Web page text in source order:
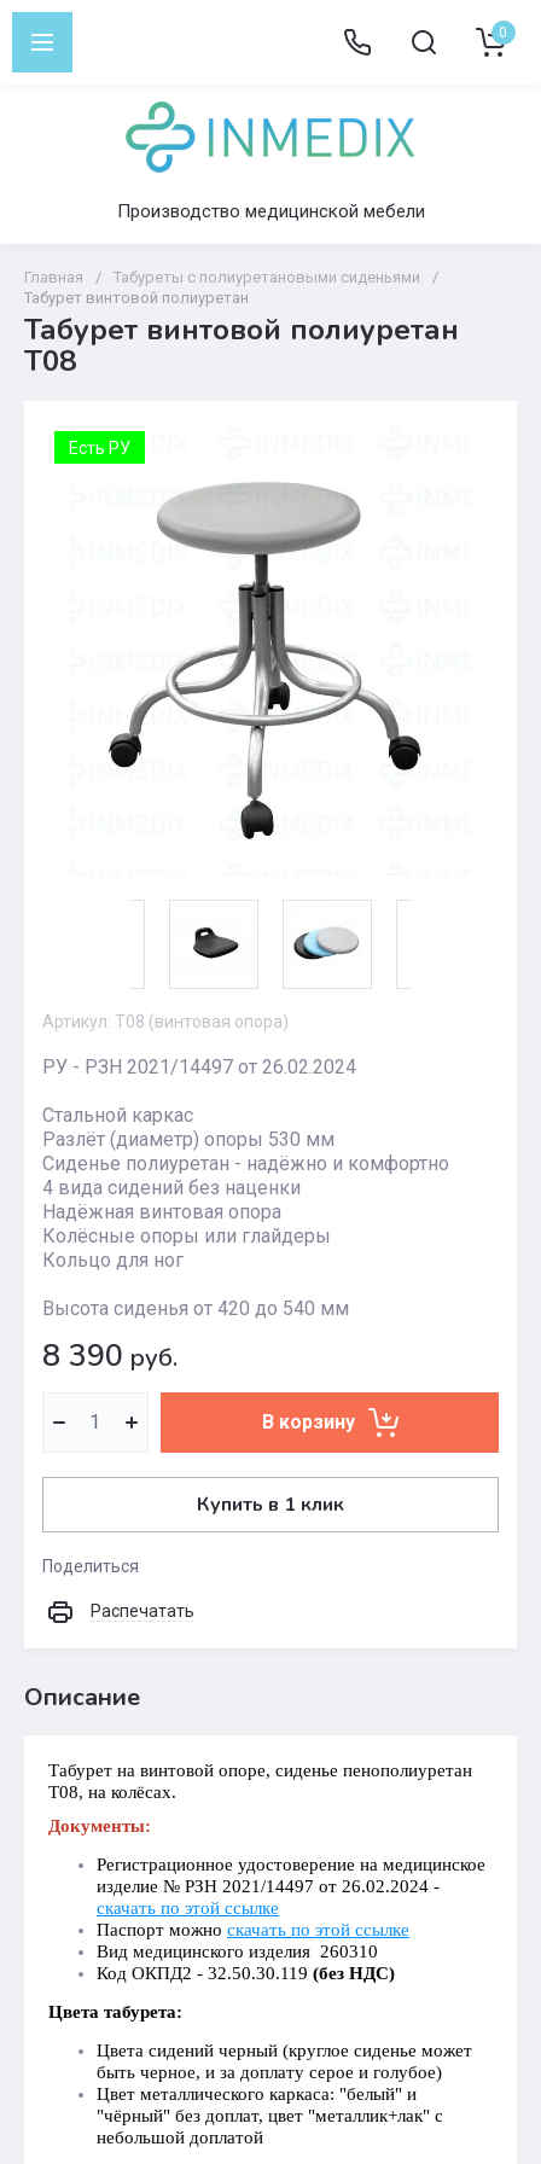
Производство медицинской мебели
0
Главная / Табуреты с полиуретановыми сиденьями
/
Табурет винтовой полиуретан
Табурет винтовой полиуретан
Т08
Есть РУ
Артикул: Т08 (винтовая опора)
РУ - РЗН 2021/14497 от 26.02.2024
Стальной каркас
Разлёт (диаметр) опоры 530 мм
Сиденье полиуретан - надёжно и комфортно
4 вида сидений без наценки
Надёжная винтовая опора
Колёсные опоры или глайдеры
Кольцо для ног
Высота сиденья от 420 до 540 мм
8 390 руб.
В корзину
Купить в 1 клик
Поделиться
Распечатать
Описание
Табурет на винтовой опоре, сиденье пенополиуретан
Т08, на колёсах.
Документы:
Регистрационное удостоверение на медицинское
изделие № РЗН 2021/14497 от 26.02.2024 -
скачать по этой ссылке
Паспорт можно скачать по этой ссылке
Вид медицинского изделия 260310
Код ОКПД2 - 32.50.30.119 (без НДС)
Цвета табурета:
Цвета сидений черный (круглое сиденье может
быть черное, и за доплату серое и голубое)
Цвет металлического каркаса: "белый" и
"чёрный" без доплат, цвет "металлик+лак" с
небольшой доплатой